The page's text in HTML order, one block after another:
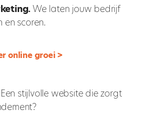
We laten jouw bedrijf
en scoren.
online groei >
Een stijlvolle website die zorgt